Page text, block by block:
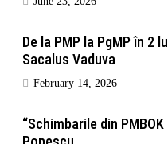
De la PMP la PgMP în 2
Sacalus Vaduva
February 14, 2026
“Schimbarile din